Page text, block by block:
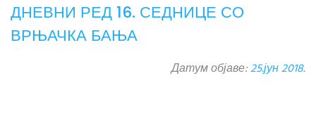
ДНЕВНИ РЕД 16. СЕДНИЦЕ СО
ВРЊАЧКА БАЊА
Датум објаве:25.јун 2018.